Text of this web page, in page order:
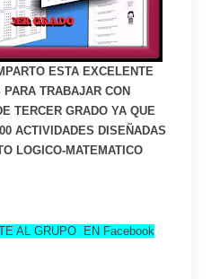
ESTA EXCELENTE
TRABAJAR CON
TERCER GRADO YA QUE
ACTIVIDADES DISEÑADAS
LOGICO-MATEMATICO
AL GRUPO EN Facebook